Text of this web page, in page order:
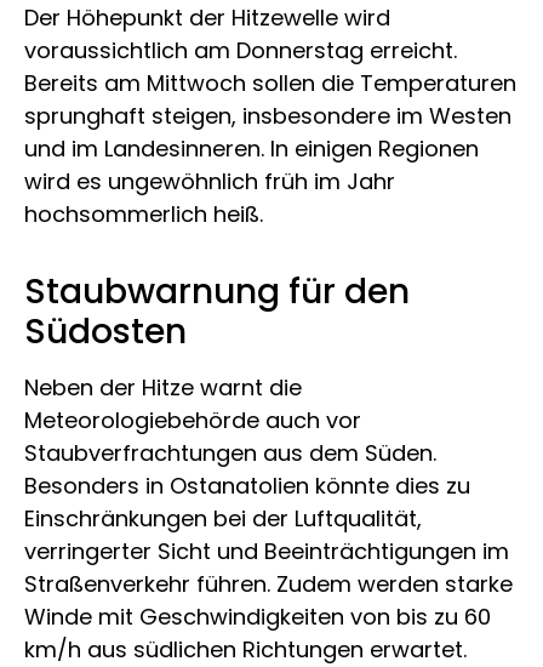
Der Höhepunkt der Hitzewelle wird
voraussichtlich am Donnerstag erreicht.
Bereits am Mittwoch sollen die Temperaturen
sprunghaft steigen, insbesondere im Westen
und im Landesinneren. In einigen Regionen
wird es ungewöhnlich früh im Jahr
hochsommerlich heiß.
Staubwarnung für den
Südosten
Neben der Hitze warnt die
Meteorologiebehörde auch vor
Staubverfrachtungen aus dem Süden.
Besonders in Ostanatolien könnte dies zu
Einschränkungen bei der Luftqualität,
verringerter Sicht und Beeinträchtigungen im
Straßenverkehr führen. Zudem werden starke
Winde mit Geschwindigkeiten von bis zu 60
km/h aus südlichen Richtungen erwartet.